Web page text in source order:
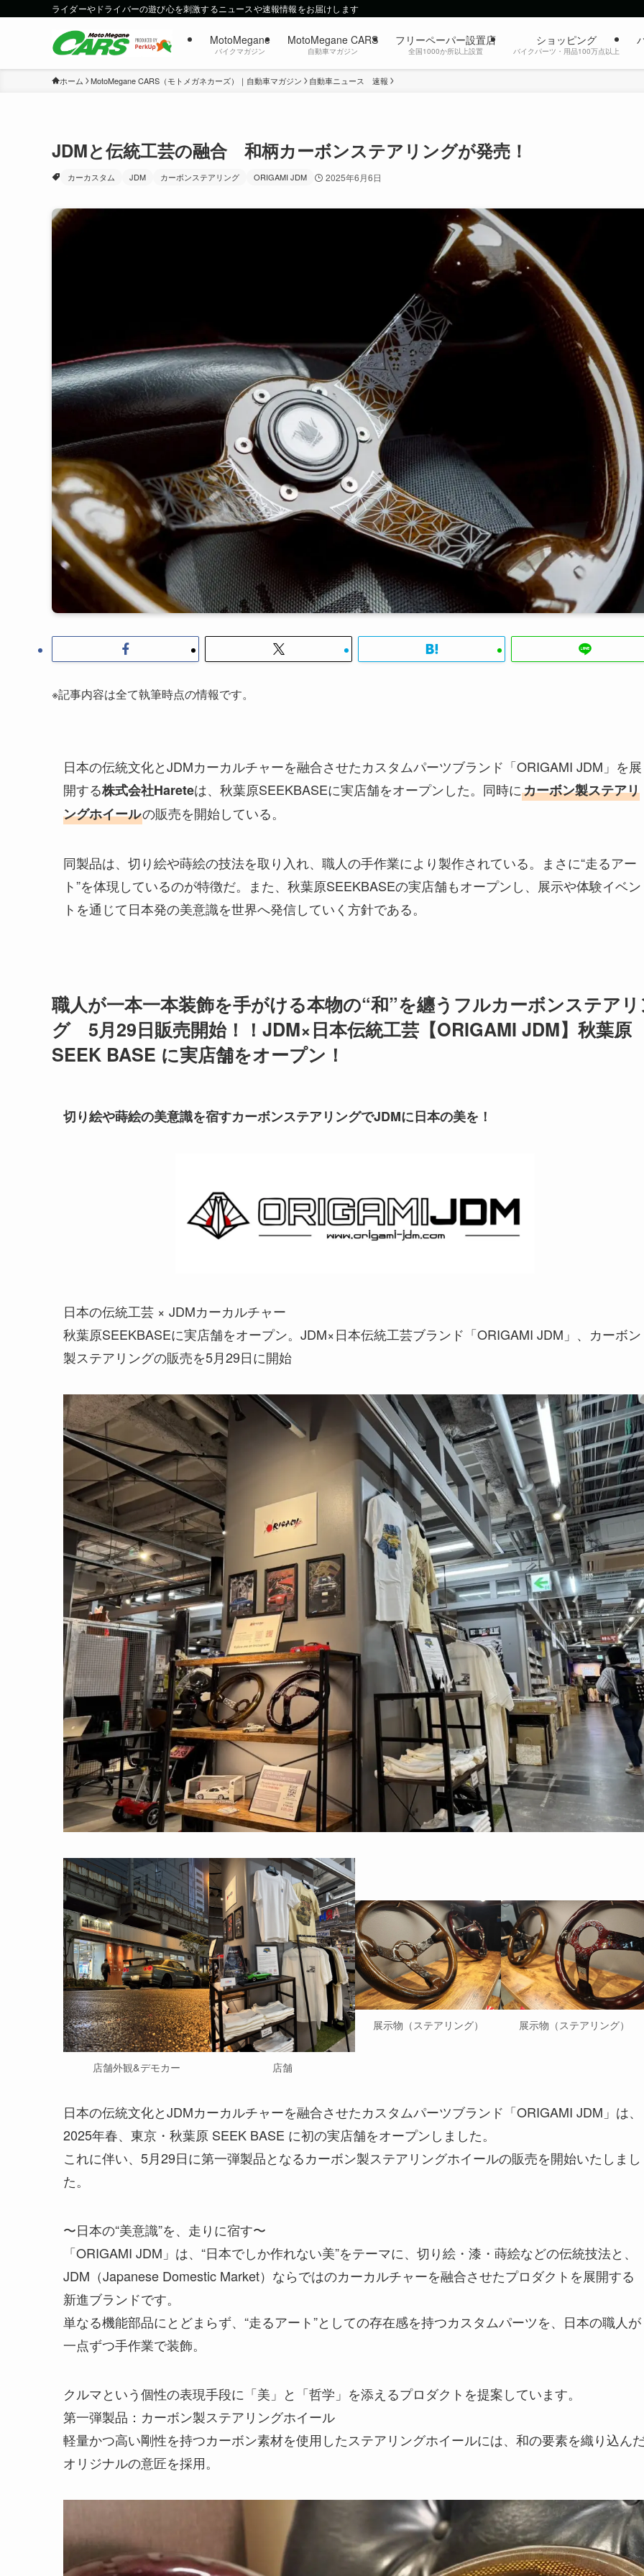
ライダーやドライバーの遊び心を刺激するニュースや速報情報をお届けします
MotoMegane
バイクマガジン
MotoMegane CARS
自動車マガジン
フリーペーパー設置店
全国1000か所以上設置
ショッピング
バイクパーツ・用品100万点以上
ホーム MotoMegane CARS（モトメガネカーズ）｜自動車マガジン 自動車ニュース 速報
JDMと伝統工芸の融合 和柄カーボンステアリングが発売！
カーカスタム JDM カーボンステアリング ORIGAMI JDM 2025年6月6日
※記事内容は全て執筆時点の情報です。
日本の伝統文化とJDMカーカルチャーを融合させたカスタムパーツブランド「ORIGAMI JDM」を展
開する株式会社Hareteは、秋葉原SEEKBASEに実店舗をオープンした。同時にカーボン製ステアリ
ングホイールの販売を開始している。
同製品は、切り絵や蒔絵の技法を取り入れ、職人の手作業により製作されている。まさに“走るアー
ト”を体現しているのが特徴だ。また、秋葉原SEEKBASEの実店舗もオープンし、展示や体験イベン
トを通じて日本発の美意識を世界へ発信していく方針である。
職人が一本一本装飾を手がける本物の“和”を纏うフルカーボンステア
グ 5月29日販売開始！！JDM×日本伝統工芸【ORIGAMI JDM】秋葉原
SEEK BASE に実店舗をオープン！
切り絵や蒔絵の美意識を宿すカーボンステアリングでJDMに日本の美を！
日本の伝統工芸 × JDMカーカルチャー
秋葉原SEEKBASEに実店舗をオープン。JDM×日本伝統工芸ブランド「ORIGAMI JDM」、カーボン
製ステアリングの販売を5月29日に開始
店舗外観&デモカー 店舗
展示物（ステアリング） 展示物（ステアリング）
日本の伝統文化とJDMカーカルチャーを融合させたカスタムパーツブランド「ORIGAMI JDM」は、
2025年春、東京・秋葉原 SEEK BASE に初の実店舗をオープンしました。
これに伴い、5月29日に第一弾製品となるカーボン製ステアリングホイールの販売を開始いたしまし
た。
〜日本の“美意識”を、走りに宿す〜
「ORIGAMI JDM」は、“日本でしか作れない美”をテーマに、切り絵・漆・蒔絵などの伝統技法と、
JDM（Japanese Domestic Market）ならではのカーカルチャーを融合させたプロダクトを展開する
新進ブランドです。
単なる機能部品にとどまらず、“走るアート”としての存在感を持つカスタムパーツを、日本の職人が
一点ずつ手作業で装飾。
クルマという個性の表現手段に「美」と「哲学」を添えるプロダクトを提案しています。
第一弾製品：カーボン製ステアリングホイール
軽量かつ高い剛性を持つカーボン素材を使用したステアリングホイールには、和の要素を織り込ん
オリジナルの意匠を採用。